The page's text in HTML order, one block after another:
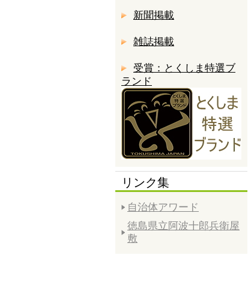
新聞掲載
雑誌掲載
受賞：とくしま特選ブ
ランド
リンク集
自治体アワード
徳島県立阿波十郎兵衛屋
敷